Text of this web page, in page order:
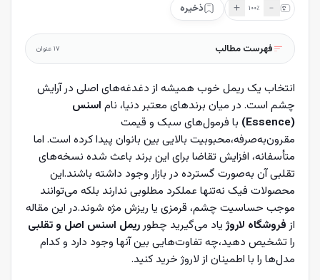
﹣ ۱۰۰٪ ＋ ذخیره
فهرست مطالب ۱۷ عنوان
انتخاب یک ریمل خوب همیشه از دغدغه‌های اصلی در آرایش
چشم است. در میان برندهای معتبر دنیا، نام اسنس
(Essence)
با فرمول‌های سبک و قیمت
مقرون‌به‌صرفه،محبوبیت بالایی بین بانوان پیدا کرده است. اما
متأسفانه، افزایش تقاضا برای این برند باعث شده نسخه‌های
تقلبی آن به‌صورت گسترده در بازار وجود داشته باشند.این
محصولات فیک نه‌تنها عملکرد مطلوبی ندارند بلکه می‌توانند
موجب حساسیت چشم، قرمزی یا ریزش مژه شوند.در این مقاله
ازفروشگاه لاروژیاد می‌گیرید چطورریمل اسنس اصل و تقلبی
را تشخیص دهید،چه تفاوت‌هایی بین آنها وجود دارد و کدام
مدل‌ها را با اطمینان از لاروژ خرید کنید.